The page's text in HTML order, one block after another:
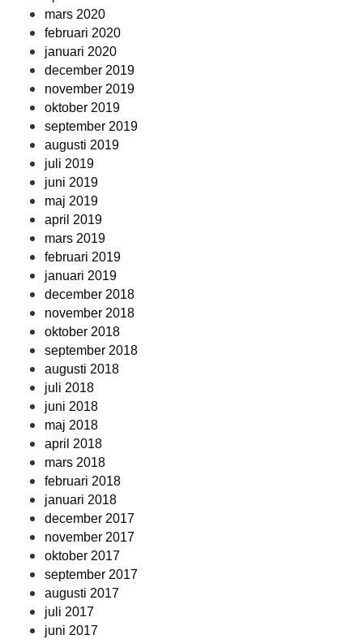
mars 2020
februari 2020
januari 2020
december 2019
november 2019
oktober 2019
september 2019
augusti 2019
juli 2019
juni 2019
maj 2019
april 2019
mars 2019
februari 2019
januari 2019
december 2018
november 2018
oktober 2018
september 2018
augusti 2018
juli 2018
juni 2018
maj 2018
april 2018
mars 2018
februari 2018
januari 2018
december 2017
november 2017
oktober 2017
september 2017
augusti 2017
juli 2017
juni 2017